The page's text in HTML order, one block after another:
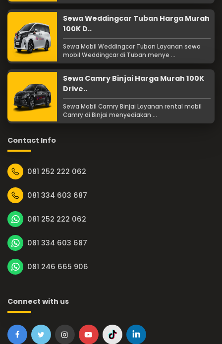
Sewa Weddingcar Tuban Harga Murah
100K D..
Sewa Mobil Weddingcar Tuban Layanan sewa
mobil Weddingcar di Tuban menye ...
Sewa Camry Binjai Harga Murah 100K
Drive..
Sewa Mobil Camry Binjai Layanan rental mobil
Camry di Binjai menyediakan ...
Contact Info
081 252 222 062
081 334 603 687
081 252 222 062
081 334 603 687
081 246 665 906
Connect with us